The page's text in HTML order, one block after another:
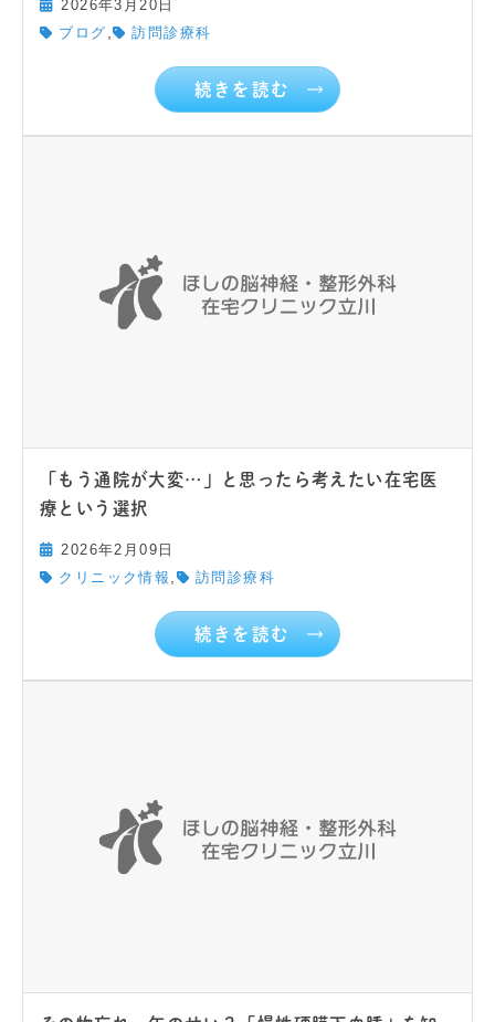
2026年3月20日
ブログ , 訪問診療科
続きを読む
「もう通院が大変…」と思ったら考えたい在宅医
療という選択
2026年2月09日
クリニック情報 , 訪問診療科
続きを読む